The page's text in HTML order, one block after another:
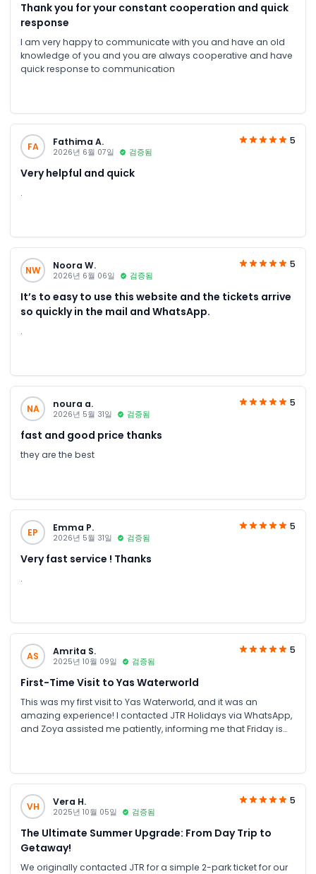
Thank you for your constant cooperation and quick
response
I am very happy to communicate with you and have an old
knowledge of you and you are always cooperative and have
quick response to communication
FA Fathima A.
2026년 6월 07일 검증됨
5
Very helpful and quick
.
NW Noora W.
2026년 6월 06일 검증됨
5
It’s to easy to use this website and the tickets arrive
so quickly in the mail and WhatsApp.
.
NA noura a.
2026년 5월 31일 검증됨
5
fast and good price thanks
they are the best
EP Emma P.
2026년 5월 31일 검증됨
5
Very fast service ! Thanks
.
AS Amrita S.
2025년 10월 09일 검증됨
5
First-Time Visit to Yas Waterworld
This was my first visit to Yas Waterworld, and it was an
amazing experience! I contacted JTR Holidays via WhatsApp,
and Zoya assisted me patiently, informing me that Friday is
and attractions. Everything was smooth and hassle-free,
thanks to JTR Holidays for their excellent assistance. Highly
recommended! 🎢💦
VH Vera H.
2025년 10월 05일 검증됨
5
The Ultimate Summer Upgrade: From Day Trip to
Getaway!
We originally contacted JTR for a simple 2-park ticket for our